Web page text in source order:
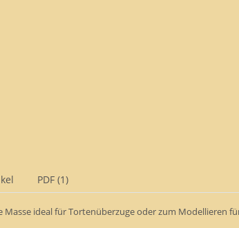
PDF (1)
Masse ideal für Tortenüberzuge oder zum Modellieren